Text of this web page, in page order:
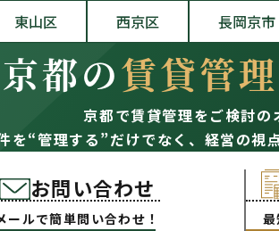
東山区 西京区 長岡京市
京都の賃貸管理
京都で賃貸管理をご検討の
を“管理する”だけでなく、経営の視
お問い合わせ
ールで簡単問い合わせ！